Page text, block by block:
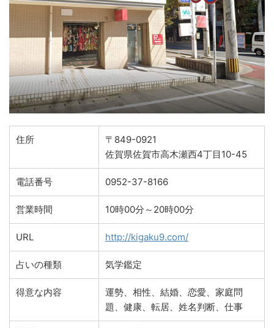
住所
〒849-0921
佐賀県佐賀市高木瀬西4丁目10-45
電話番号 0952-37-8166
営業時間 10時00分～20時00分
URL http://kigaku9.com/
占いの種類 気学鑑定
得意な内容
運勢、相性、結婚、恋愛、家庭問
題、健康、転居、姓名判断、仕事